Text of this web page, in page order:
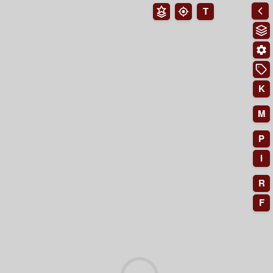
T
K
M
P
I
R
F